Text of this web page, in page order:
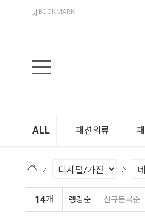
BOOKMARK
ALL 패션의류
14개 랭킹순 신규등록순